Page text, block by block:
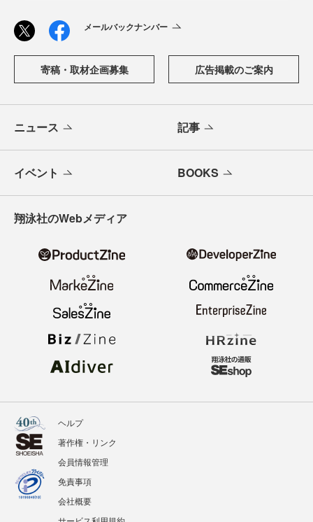
メールバックナンバー
寄稿・取材企画募集 広告掲載のご案内
ニュース 記事
イベント BOOKS
翔泳社のWebメディア
ヘルプ
著作権・リンク
会員情報管理
免責事項
会社概要